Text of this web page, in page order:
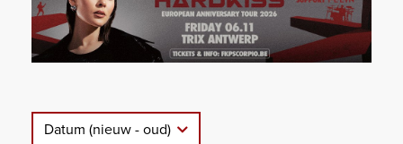
Datum (nieuw - oud)